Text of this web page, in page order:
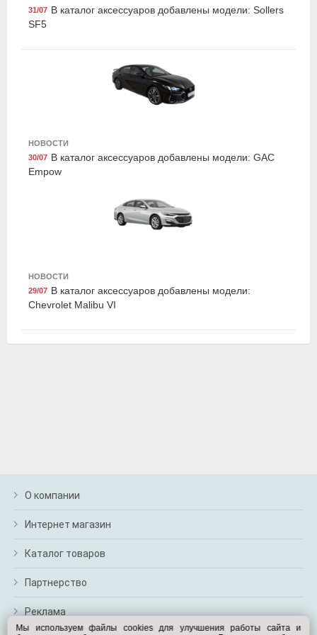
Промывка двигателя 5-минутная классическая, 345
Жидкость охлаждающая "Antifreeze Euro G11",
31/07 В каталог аксессуаров добавлены модели: Sollers
SF5
НОВОСТИ
30/07 В каталог аксессуаров добавлены модели: GAC
Empow
НОВОСТИ
29/07 В каталог аксессуаров добавлены модели:
Chevrolet Malibu VI
О компании
Интернет магазин
Каталог товаров
Партнерство
Реклама
Мы используем файлы cookies для улучшения работы сайта и